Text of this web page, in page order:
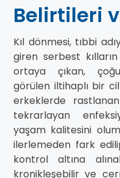
Belirtileri
Kıl dönmesi, tıbbi
giren serbest
ortaya çıkan,
görülen iltihaplı bir
erkeklerde
tekrarlayan
yaşam kalitesini
ilerlemeden fark
kontrol altına
kronikleşebilir ve